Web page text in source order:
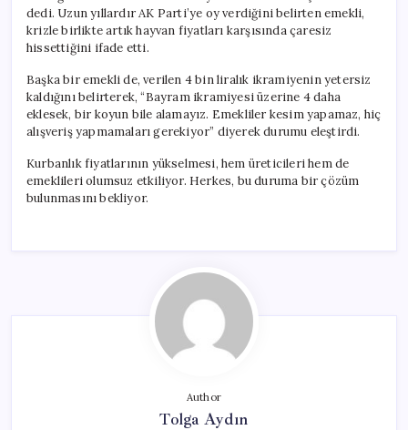
dedi. Uzun yıllardır AK Parti’ye oy verdiğini belirten emekli,
krizle birlikte artık hayvan fiyatları karşısında çaresiz
hissettiğini ifade etti.
Başka bir emekli de, verilen 4 bin liralık ikramiyenin yetersiz
kaldığını belirterek, “Bayram ikramiyesi üzerine 4 daha
eklesek, bir koyun bile alamayız. Emekliler kesim yapamaz, hiç
alışveriş yapmamaları gerekiyor” diyerek durumu eleştirdi.
Kurbanlık fiyatlarının yükselmesi, hem üreticileri hem de
emeklileri olumsuz etkiliyor. Herkes, bu duruma bir çözüm
bulunmasını bekliyor.
Author
Tolga Aydın